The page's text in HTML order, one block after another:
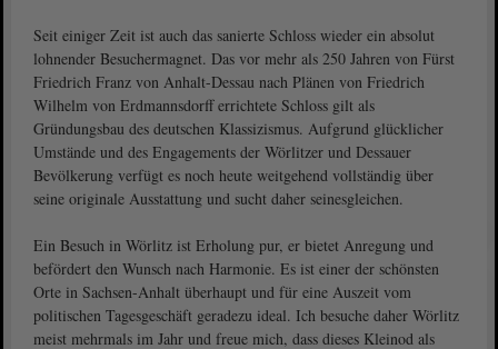
Seit einiger Zeit ist auch das sanierte Schloss wieder ein absolut
lohnender Besuchermagnet. Das vor mehr als 250 Jahren von Fürst
Friedrich Franz von Anhalt-Dessau nach Plänen von Friedrich
Wilhelm von Erdmannsdorff errichtete Schloss gilt als
Gründungsbau des deutschen Klassizismus. Aufgrund glücklicher
Umstände und des Engagements der Wörlitzer und Dessauer
Bevölkerung verfügt es noch heute weitgehend vollständig über
seine originale Ausstattung und sucht daher seinesgleichen.
Ein Besuch in Wörlitz ist Erholung pur, er bietet Anregung und
befördert den Wunsch nach Harmonie. Es ist einer der schönsten
Orte in Sachsen-Anhalt überhaupt und für eine Auszeit vom
politischen Tagesgeschäft geradezu ideal. Ich besuche daher Wörlitz
meist mehrmals im Jahr und freue mich, dass dieses Kleinod als